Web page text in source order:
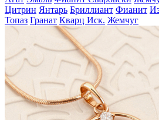
Цитрин Янтарь Бриллиант Фианит
Топаз Гранат Кварц Иск. Жемчуг